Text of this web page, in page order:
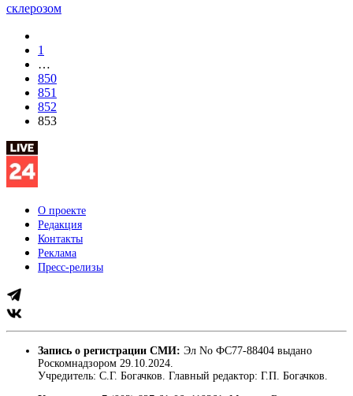
склерозом
1
…
850
851
852
853
О проекте
Редакция
Контакты
Реклама
Пресс-релизы
Запись о регистрации СМИ: Эл No ФС77-88404 выдано
Роскомнадзором 29.10.2024.
Учредитель: С.Г. Богачков. Главный редактор: Г.П. Богачков.